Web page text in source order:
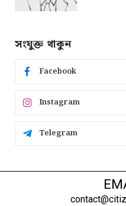
সংযুক্ত থাকুন
Facebook
Instagram
Telegram